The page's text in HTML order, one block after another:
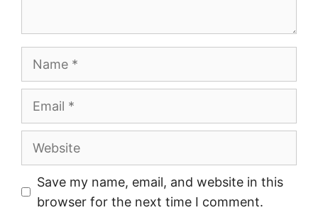
Website
Save my name, email, and website in this
browser for the next time I comment.